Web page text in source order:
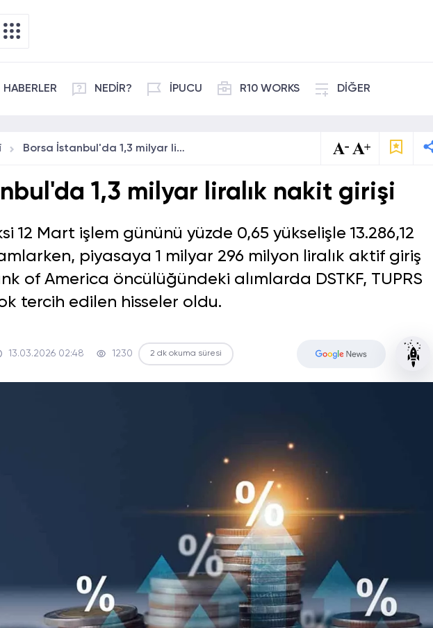
HABERLER NEDİR? İPUCU R10 WORKS DİĞER
Borsa İstanbul'da 1,3 milyar liralık nakit girişi
1,3 milyar liralık nakit girişi
12 Mart işlem gününü yüzde 0,65 yükselişle 13.286,12
piyasaya 1 milyar 296 milyon liralık aktif giriş
of America öncülüğündeki alımlarda DSTKF, TUPRS
tercih edilen hisseler oldu.
13.03.2026 02:48 1230 2 dk okuma süresi